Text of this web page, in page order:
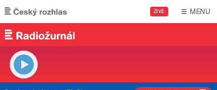
Přejít k hlavnímu obsahu
ŽIVĚ MENU